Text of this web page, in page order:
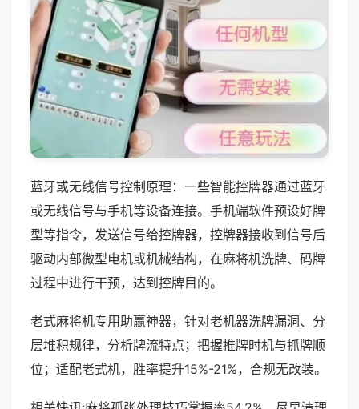
蓝牙或无线信号控制原理：一些智能控牌器通过蓝牙
或无线信号与手机等设备连接。手机端软件预设好牌
型等指令，发送信号给控牌器，控牌器接收到信号后
驱动内部微型电机或机械结构，在麻将机洗牌、码牌
过程中进行干预，达到控牌目的。
老式麻将机专用助赢神器，针对老机器洗牌漏洞、分
层堆积规律，分析牌流特点；把握推牌时机与抓牌顺
位；适配老式机，胜率提升15%-21%，合规无改装。